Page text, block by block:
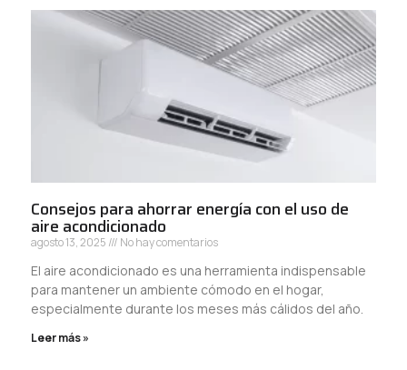
Consejos para ahorrar energía con el uso de
aire acondicionado
agosto 13, 2025 No hay comentarios
El aire acondicionado es una herramienta indispensable
para mantener un ambiente cómodo en el hogar,
especialmente durante los meses más cálidos del año.
Leer más »